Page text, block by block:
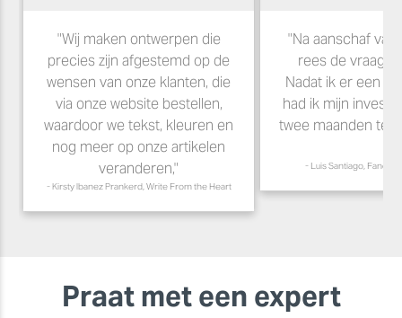
"Wij maken ontwerpen die
precies zijn afgestemd op de
wensen van onze klanten, die
via onze website bestellen,
waardoor we tekst, kleuren en
nog meer op onze artikelen
veranderen,"
- Kirsty Ibanez Prankerd, Write From the Heart
"Na aanschaf van
rees de vraag
Nadat ik er een
had ik mijn
twee maanden
- Luis Santiago, Fancy
Praat met een expert